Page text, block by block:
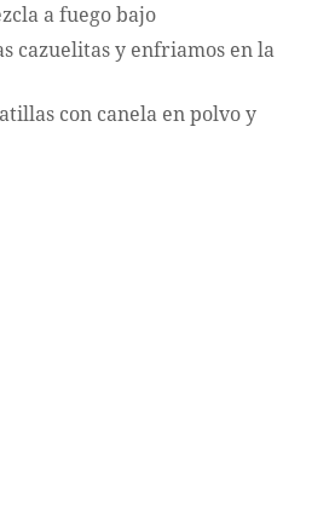
a fuego bajo
cazuelitas y enfriamos en la
con canela en polvo y